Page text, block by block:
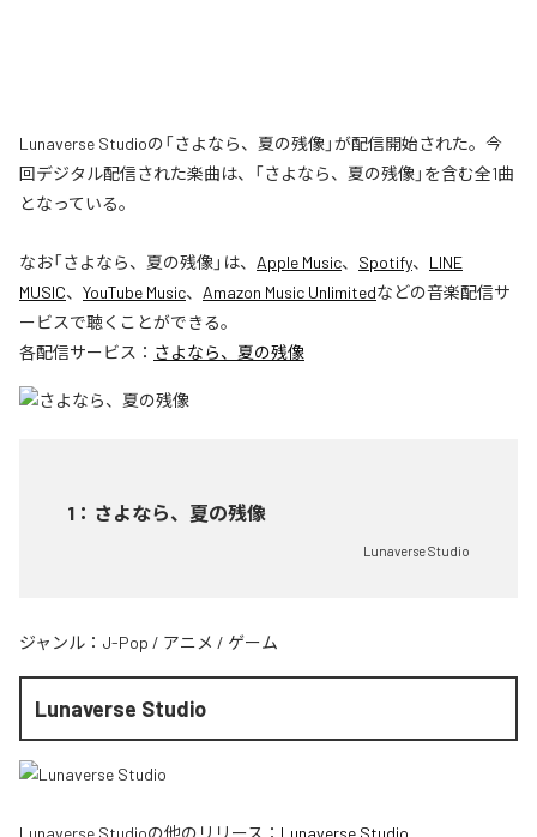
Lunaverse Studioの「さよなら、夏の残像」が配信開始された。今
回デジタル配信された楽曲は、「さよなら、夏の残像」を含む全1曲
となっている。
なお「さよなら、夏の残像」は、 Apple Music、 Spotify、 LINE
MUSIC、 YouTube Music、 Amazon Music Unlimitedなどの音楽配信サ
ービスで聴くことができる。
各配信サービス： さよなら、夏の残像
1 ： さよなら、夏の残像
Lunaverse Studio
ジャンル： J-Pop / アニメ / ゲーム
Lunaverse Studio